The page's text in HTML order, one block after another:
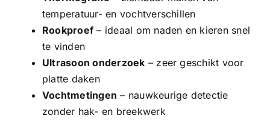
temperatuur- en vochtverschillen
Rookproef– ideaal om naden en kieren snel
te vinden
Ultrasoon onderzoek – zeer geschikt voor
platte daken
Vochtmetingen – nauwkeurige detectie
zonder hak- en breekwerk